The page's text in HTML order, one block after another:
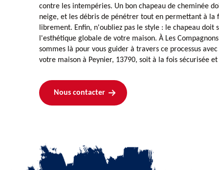
contre les intempéries. Un bon chapeau de cheminée
neige, et les débris de pénétrer tout en permettant à la
librement. Enfin, n'oubliez pas le style : le chapeau doit
l'esthétique globale de votre maison. À Les
sommes là pour vous guider à travers ce processus
votre maison à Peynier, 13790, soit à la fois sécurisée
Nous contacter